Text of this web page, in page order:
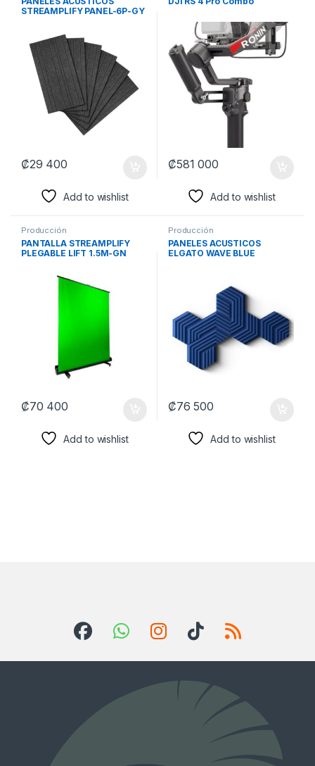
STREAMPLIFY PANEL-6P-GY
₡29 400
Add to wishlist
Producción,Producción
₡581 000
Add to wishlist
Producción
PANTALLA STREAMPLIFY
PLEGABLE LIFT 1.5M-GN
₡70 400
Add to wishlist
Producción
PANELES ACUSTICOS
ELGATO WAVE BLUE
₡76 500
Add to wishlist